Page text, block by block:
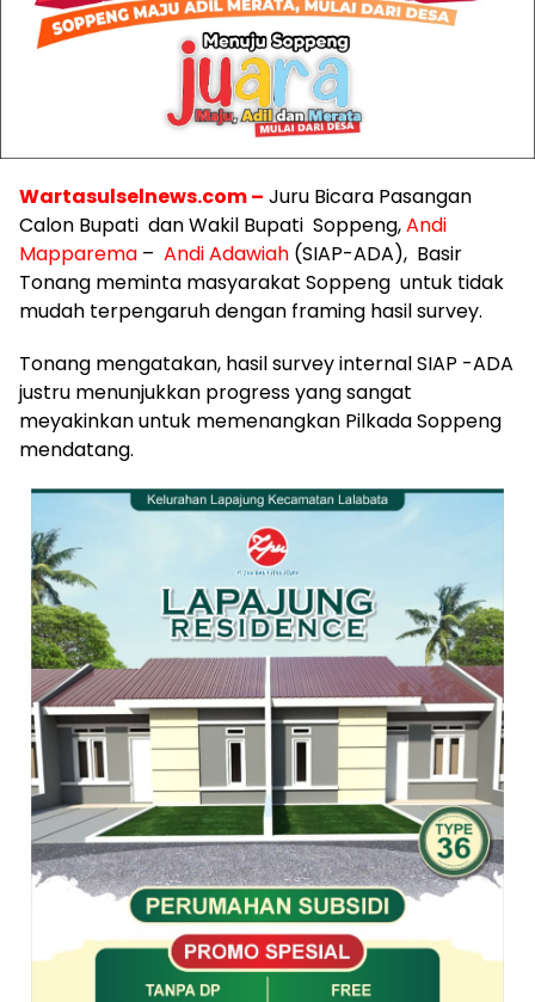
Wartasulselnews.com– Juru Bicara Pasangan
Calon Bupati dan Wakil Bupati Soppeng,Andi
Mapparema – Andi Adawiah (SIAP-ADA), Basir
Tonang meminta masyarakat Soppeng untuk tidak
mudah terpengaruh dengan framing hasil survey.
Tonang mengatakan, hasil survey internal SIAP -ADA
justru menunjukkan progress yang sangat
meyakinkan untuk memenangkan Pilkada Soppeng
mendatang.